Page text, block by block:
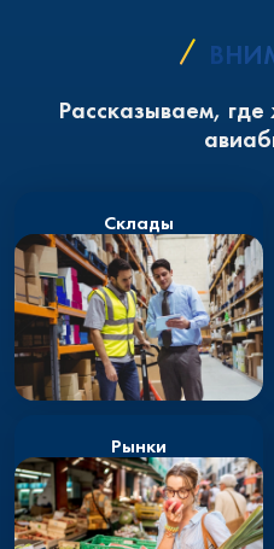
Рассказываем,
Склады
Рынки